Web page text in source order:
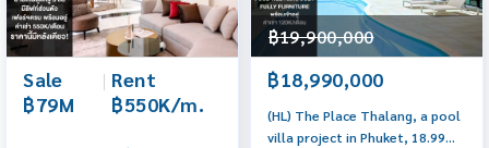
Sale
฿79M
| Rent
฿550K/m.
฿19,900,000
฿18,990,000
(HL) The Place Thalang, a pool
villa project in Phuket, 18.99